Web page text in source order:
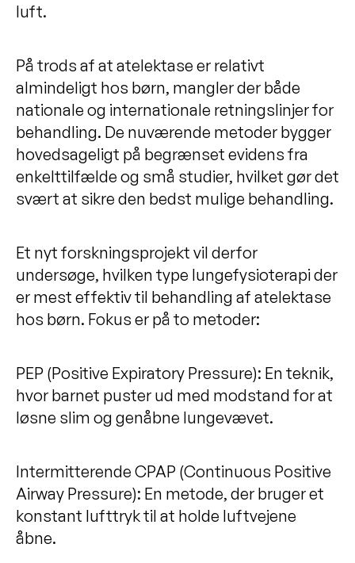
luft.
På trods af at atelektase er relativt
almindeligt hos børn, mangler der både
nationale og internationale retningslinjer for
behandling. De nuværende metoder bygger
hovedsageligt på begrænset evidens fra
enkelttilfælde og små studier, hvilket gør det
svært at sikre den bedst mulige behandling.
Et nyt forskningsprojekt vil derfor
undersøge, hvilken type lungefysioterapi der
er mest effektiv til behandling af atelektase
hos børn. Fokus er på to metoder:
PEP (Positive Expiratory Pressure): En teknik,
hvor barnet puster ud med modstand for at
løsne slim og genåbne lungevævet.
Intermitterende CPAP (Continuous Positive
Airway Pressure): En metode, der bruger et
konstant lufttryk til at holde luftvejene
åbne.